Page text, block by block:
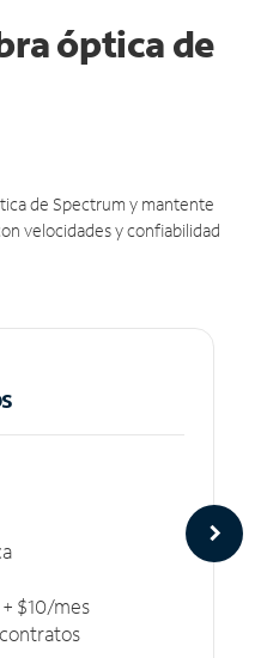
óptica de
de Spectrum y mantente
velocidades y confiabilidad
$10/mes